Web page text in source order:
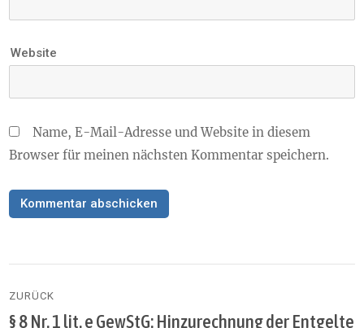
Website
Name, E-Mail-Adresse und Website in diesem
Browser für meinen nächsten Kommentar speichern.
ZURÜCK
Vorheriger
§ 8 Nr. 1 lit. e GewStG: Hinzurechnung der Entgelte